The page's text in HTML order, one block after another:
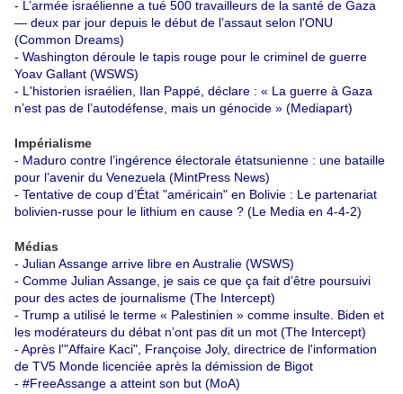
- L’armée israélienne a tué 500 travailleurs de la santé de Gaza
— deux par jour depuis le début de l’assaut selon l'ONU
(Common Dreams)
- Washington déroule le tapis rouge pour le criminel de guerre
Yoav Gallant (WSWS)
- L'historien israélien, Ilan Pappé, déclare : « La guerre à Gaza
n’est pas de l’autodéfense, mais un génocide » (Mediapart)
Impérialisme
- Maduro contre l’ingérence électorale étatsunienne : une bataille
pour l’avenir du Venezuela (MintPress News)
- Tentative de coup d’État "américain" en Bolivie : Le partenariat
bolivien-russe pour le lithium en cause ? (Le Media en 4-4-2)
Médias
- Julian Assange arrive libre en Australie (WSWS)
- Comme Julian Assange, je sais ce que ça fait d’être poursuivi
pour des actes de journalisme (The Intercept)
- Trump a utilisé le terme « Palestinien » comme insulte. Biden et
les modérateurs du débat n’ont pas dit un mot (The Intercept)
- Après l'"Affaire Kaci", Françoise Joly, directrice de l'information
de TV5 Monde licenciée après la démission de Bigot
- #FreeAssange a atteint son but (MoA)